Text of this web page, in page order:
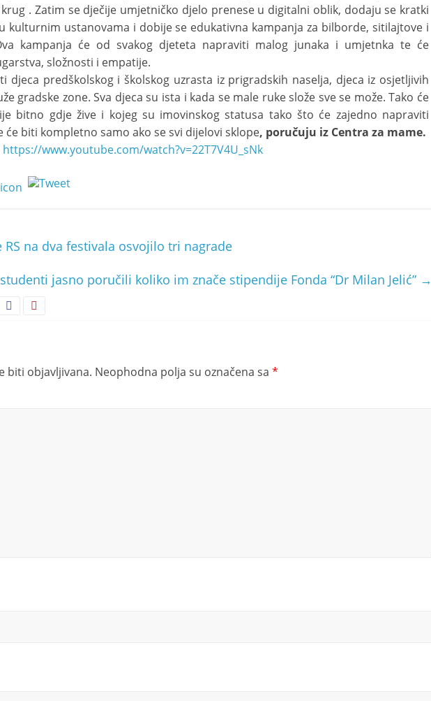
. Zatim se dječije umjetničko djelo prenese u digitalni oblik, dodaju se kratki
kulturnim ustanovama i dobije se edukativna kampanja za bilborde, sitilajtove i
kampanja će od svakog djeteta napraviti malog junaka i umjetnka te će
složnosti i empatije.
djeca predškolskog i školskog uzrasta iz prigradskih naselja, djeca iz osjetljivih
gradske zone. Sva djeca su ista i kada se male ruke slože sve se može. Tako će
bitno gdje žive i kojeg su imovinskog statusa tako što će zajedno napraviti
će biti kompletno samo ako se svi dijelovi sklope, poručuju iz Centra za mame.
https://www.youtube.com/watch?v=22T7V4U_sNk
RS na dva festivala osvojilo tri nagrade
jasno poručili koliko im znače stipendije Fonda “Dr Milan Jelić” →
biti objavljivana. Neophodna polja su označena sa *